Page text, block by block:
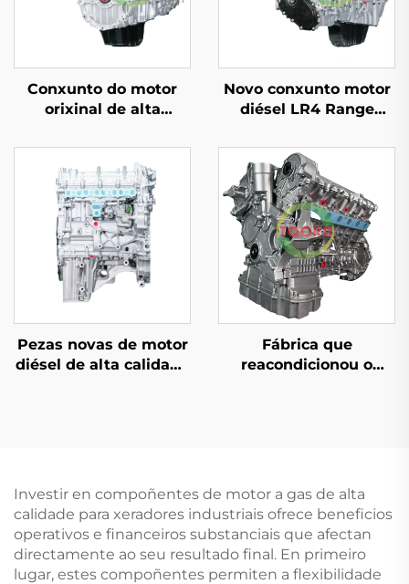
Conxunto do motor
orixinal de alta
6 cilindros, para Range
Rover IV (L405) de
2012, prezo de fábrica
Novo conxunto motor
diésel LR4 Range
(L319), Range Rover IV
(L405), 3.0 T, 6
cilindros, produto
automotriz PT306
Pezas novas de motor
diésel de alta calidade
Fábrica que
reacondicionou o
Investir en compoñentes de motor a gas de alta
calidade para xeradores industriais ofrece beneficios
operativos e financeiros substanciais que afectan
directamente ao seu resultado final. En primeiro
lugar, estes compoñentes permiten a flexibilidade